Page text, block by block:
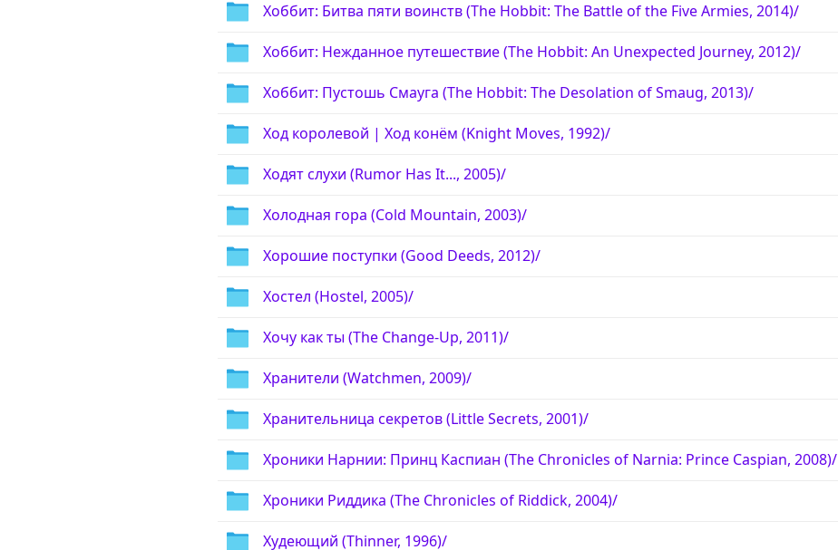
Хоббит: Битва пяти воинств (The Hobbit: The Battle of the Five Armies, 2014)/
Хоббит: Нежданное путешествие (The Hobbit: An Unexpected Journey, 2012)/
Хоббит: Пустошь Смауга (The Hobbit: The Desolation of Smaug, 2013)/
Ход королевой | Ход конём (Knight Moves, 1992)/
Ходят слухи (Rumor Has It..., 2005)/
Холодная гора (Cold Mountain, 2003)/
Хорошие поступки (Good Deeds, 2012)/
Хостел (Hostel, 2005)/
Хочу как ты (The Change-Up, 2011)/
Хранители (Watchmen, 2009)/
Хранительница секретов (Little Secrets, 2001)/
Хроники Нарнии: Принц Каспиан (The Chronicles of Narnia: Prince Caspian, 2008)/
Хроники Риддика (The Chronicles of Riddick, 2004)/
Худеющий (Thinner, 1996)/